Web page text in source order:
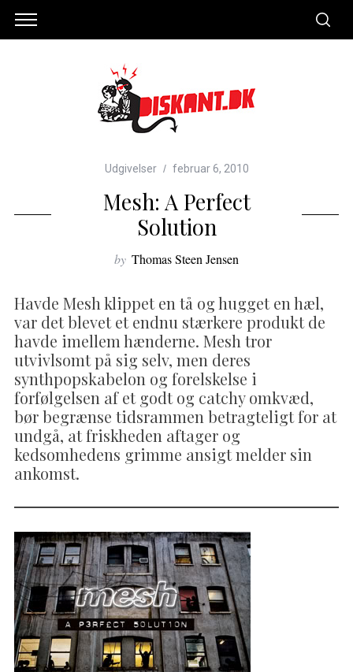
Udgivelser februar 6, 2010
Mesh: A Perfect
Solution
by Thomas Steen Jensen
Havde Mesh klippet en tå og hugget en hæl,
var det blevet et endnu stærkere produkt de
havde imellem hænderne. Mesh tror
utvivlsomt på sig selv, men deres
synthpopskabelon og forelskelse i
forfølgelsen af et godt og catchy omkvæd,
bør begrænse tidsrammen betragteligt for at
undgå, at friskheden aftager og
kedsomhedens grimme ansigt melder sin
ankomst.